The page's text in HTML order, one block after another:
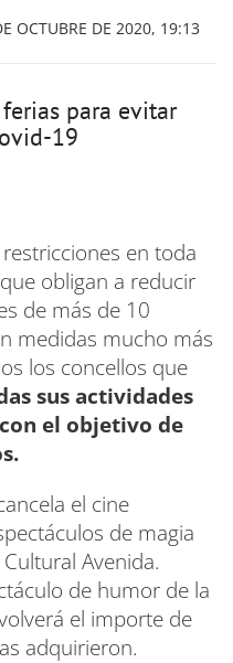
OCTUBRE DE 2020, 19:13
para evitar
19
en toda
obligan a reducir
de más de 10
medidas mucho más
los concellos que
sus actividades
el objetivo de
el cine
de magia
Avenida.
de humor de la
el importe de
adquirieron.